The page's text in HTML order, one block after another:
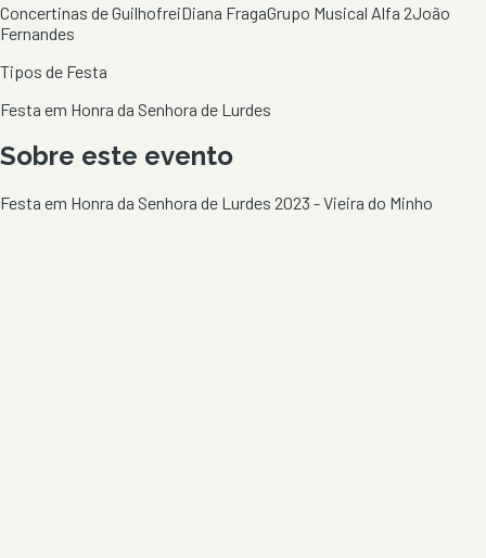
Concertinas de GuilhofreiDiana FragaGrupo Musical Alfa 2João
Fernandes
Tipos de Festa
Festa em Honra da Senhora de Lurdes
Sobre este evento
Festa em Honra da Senhora de Lurdes 2023 - Vieira do Minho